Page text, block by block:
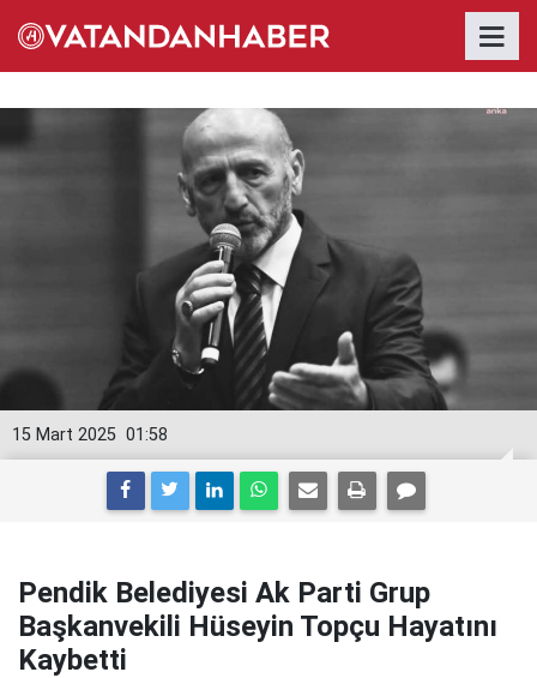
01:58
15 Mart 2025
Pendik Belediyesi Ak Parti Grup
Başkanvekili Hüseyin Topçu Hayatını
Kaybetti